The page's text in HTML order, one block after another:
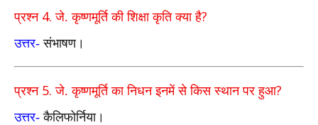
प्रश्न 4.जे. कृष्णमूर्ति की शिक्षा कृति क्या है?
उत्तर- संभाषण।
प्रश्न 5.जे. कृष्णमूर्ति का निधन इनमें से किस स्थान पर हुआ?
उत्तर- कैलिफोर्निया।